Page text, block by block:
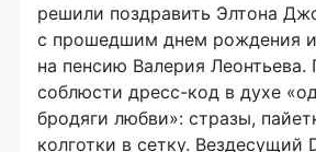
решили поздравить Элтона
с прошедшим днем рождения
на пенсию Валерия Леонтьева.
соблюсти дресс-код в духе
бродяги любви»: стразы,
колготки в сетку. Вездесущий